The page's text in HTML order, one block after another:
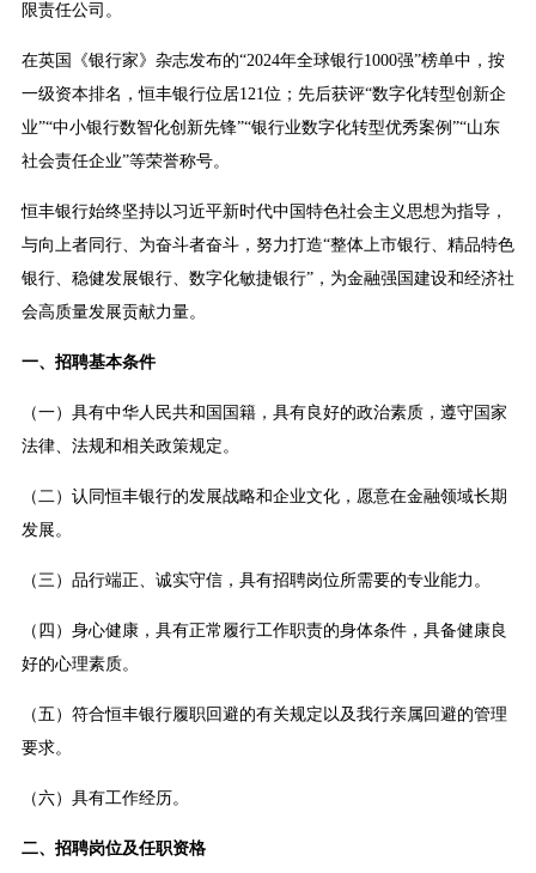
限责任公司。
在英国《银行家》杂志发布的“2024年全球银行1000强”榜单中，按
一级资本排名，恒丰银行位居121位；先后获评“数字化转型创新企
业”“中小银行数智化创新先锋”“银行业数字化转型优秀案例”“山东
社会责任企业”等荣誉称号。
恒丰银行始终坚持以习近平新时代中国特色社会主义思想为指导，
与向上者同行、为奋斗者奋斗，努力打造“整体上市银行、精品特色
银行、稳健发展银行、数字化敏捷银行”，为金融强国建设和经济社
会高质量发展贡献力量。
一、招聘基本条件
（一）具有中华人民共和国国籍，具有良好的政治素质，遵守国家
法律、法规和相关政策规定。
（二）认同恒丰银行的发展战略和企业文化，愿意在金融领域长期
发展。
（三）品行端正、诚实守信，具有招聘岗位所需要的专业能力。
（四）身心健康，具有正常履行工作职责的身体条件，具备健康良
好的心理素质。
（五）符合恒丰银行履职回避的有关规定以及我行亲属回避的管理
要求。
（六）具有工作经历。
二、招聘岗位及任职资格